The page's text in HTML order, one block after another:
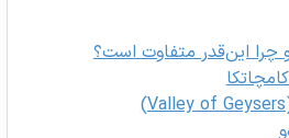
این‌قدر متفاوت است؟